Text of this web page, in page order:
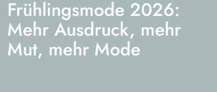
Frühlingsmode 2026:
Mehr Ausdruck, mehr
Mut, mehr Mode